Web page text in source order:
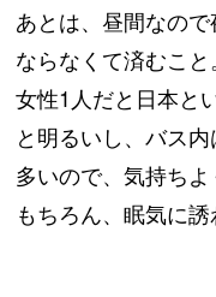
あとは、昼間なの
ならなくて済むこと。
女性1人だと日本と
と明るいし、バス
多いので、気持ちよ
もちろん、眠気に誘